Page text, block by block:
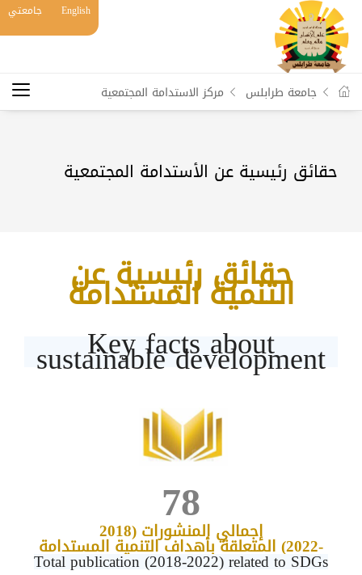
English جامعتي
جامعة طرابلس مركز الاستدامة المجتمعية
حقائق رئيسية عن الأستدامة المجتمعية
حقائق رئيسية عن
التنمية المستدامة
Key facts about
sustainable development
78
إجمالي المنشورات (2018
-2022) المتعلقة بأهداف التنمية المستدامة
Total publication (2018-2022) related to SDGs